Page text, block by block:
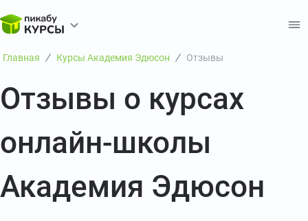
Главная Курсы Академия Эдюсон Отзывы
Отзывы о курсах
онлайн-школы
Академия Эдюсон